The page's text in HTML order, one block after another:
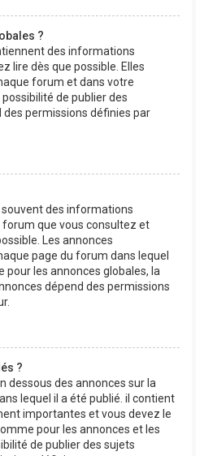
?
des informations
lire dès que possible. Elles
forum et dans votre
de publier des
permissions définies par
des informations
que vous consultez et
Les annonces
page du forum dans lequel
pour les annonces globales, la
dépend des permissions
?
dessous des annonces sur la
lequel il a été publié. il contient
importantes et vous devez le
pour les annonces et les
de publier des sujets